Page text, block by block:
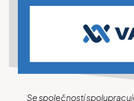
Se společností